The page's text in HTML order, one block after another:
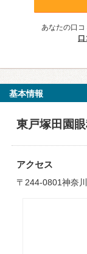
あなたの口コ
基本情報
東戸塚田園
アクセス
〒244-0801神奈